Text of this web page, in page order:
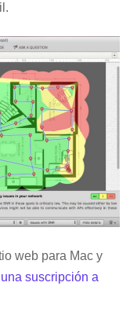
web para Mac y
suscripción a